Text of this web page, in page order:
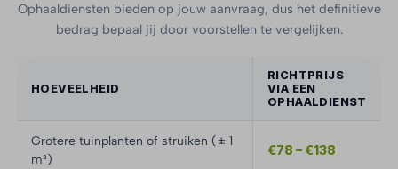
Ophaaldiensten bieden op jouw aanvraag, dus het definitieve
bedrag bepaal jij door voorstellen te vergelijken.
HOEVEELHEID
RICHTPRIJS
VIA EEN
OPHAALDIENST
Grotere tuinplanten of struiken (± 1
m³)
€78 – €138